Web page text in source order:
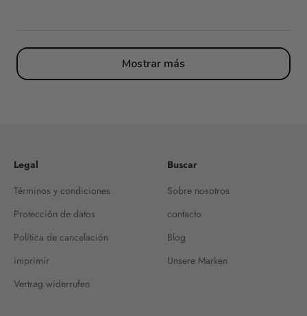
Mostrar más
Legal
Términos y condiciones
Protección de datos
Política de cancelación
imprimir
Vertrag widerrufen
Buscar
Sobre nosotros
contacto
Blog
Unsere Marken